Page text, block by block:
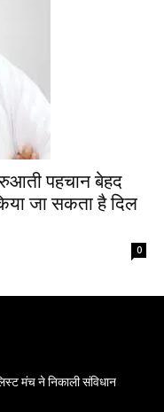
पहचान बेहद
जा सकता है दिल
0
मंच ने निकाली संविधान